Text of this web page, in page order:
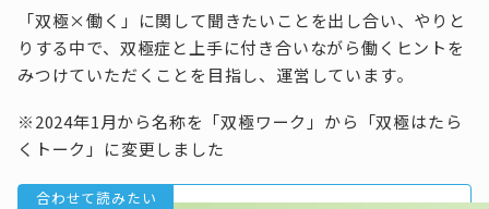
「双極×働く」に関して聞きたいことを出し合い、やりと
りする中で、双極症と上手に付き合いながら働くヒントを
みつけていただくことを目指し、運営しています。
※2024年1月から名称を「双極ワーク」から「双極はたら
くトーク」に変更しました